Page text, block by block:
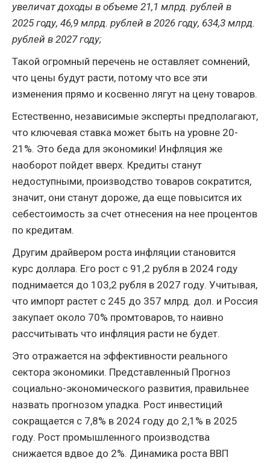
увеличат доходы в объеме 21,1 млрд. рублей в
2025 году, 46,9 млрд. рублей в 2026 году, 634,3 млрд.
рублей в 2027 году;
Такой огромный перечень не оставляет сомнений,
что цены будут расти, потому что все эти
изменения прямо и косвенно лягут на цену товаров.
Естественно, независимые эксперты предполагают,
что ключевая ставка может быть на уровне 20-
21%. Это беда для экономики! Инфляция же
наоборот пойдет вверх. Кредиты станут
недоступными, производство товаров сократится,
значит, они станут дороже, да еще повысится их
себестоимость за счет отнесения на нее процентов
по кредитам.
Другим драйвером роста инфляции становится
курс доллара. Его рост с 91,2 рубля в 2024 году
поднимается до 103,2 рубля в 2027 году. Учитывая,
что импорт растет с 245 до 357 млрд. дол. и Россия
закупает около 70% промтоваров, то наивно
рассчитывать что инфляция расти не будет.
Это отражается на эффективности реального
сектора экономики. Представленный Прогноз
социально-экономического развития, правильнее
назвать прогнозом упадка. Рост инвестиций
сокращается с 7,8% в 2024 году до 2,1% в 2025
году. Рост промышленного производства
снижается вдвое до 2%. Динамика роста ВВП